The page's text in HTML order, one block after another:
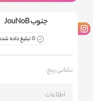
جنوب JouNoB
0 تبلیغ داده شده
نشانی پیج:
اطلاعات